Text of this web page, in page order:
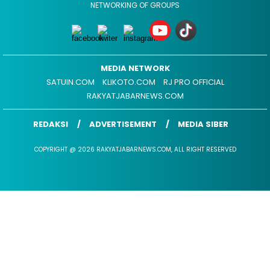
NETWORKING OF GROUPS
MEDIA NETWORK
SATUIN.COM
KLIKOTO.COM
RJ PRO OFFICIAL
RAKYATJABARNEWS.COM
REDAKSI ADVERTISEMENT MEDIA SIBER
COPYRIGHT @ 2026 RAKYATJABARNEWS.COM, ALL RIGHT RESERVED